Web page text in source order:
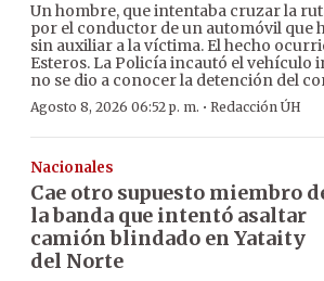
Un hombre, que intentaba cruzar la
por el conductor de un automóvil que
sin auxiliar a la víctima. El hecho
Esteros. La Policía incautó el vehículo
no se dio a conocer la detención del
Agosto 8, 2026 06:52 p. m. · Redacción ÚH
Nacionales
Cae otro supuesto miembro
la banda que intentó asaltar
camión blindado en Yataity
del Norte